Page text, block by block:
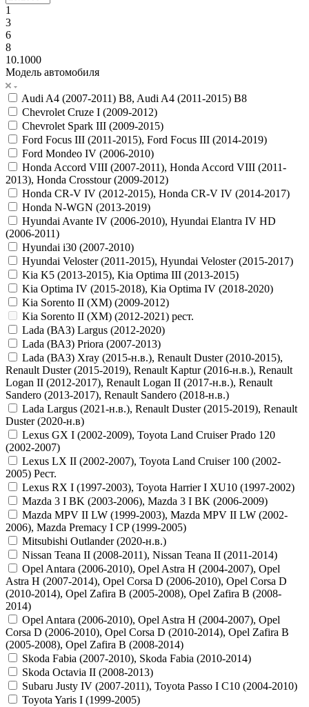
1
3
6
8
10.1000
Модель автомобиля
Audi A4 (2007-2011) B8, Audi A4 (2011-2015) B8
Chevrolet Cruze I (2009-2012)
Chevrolet Spark III (2009-2015)
Ford Focus III (2011-2015), Ford Focus III (2014-2019)
Ford Mondeo IV (2006-2010)
Honda Accord VIII (2007-2011), Honda Accord VIII (2011-
2013), Honda Crosstour (2009-2012)
Honda CR-V IV (2012-2015), Honda CR-V IV (2014-2017)
Honda N-WGN (2013-2019)
Hyundai Avante IV (2006-2010), Hyundai Elantra IV HD
(2006-2011)
Hyundai i30 (2007-2010)
Hyundai Veloster (2011-2015), Hyundai Veloster (2015-2017)
Kia K5 (2013-2015), Kia Optima III (2013-2015)
Kia Optima IV (2015-2018), Kia Optima IV (2018-2020)
Kia Sorento II (XM) (2009-2012)
Kia Sorento II (XM) (2012-2021) рест.
Lada (ВАЗ) Largus (2012-2020)
Lada (ВАЗ) Priora (2007-2013)
Lada (ВАЗ) Xray (2015-н.в.), Renault Duster (2010-2015),
Renault Duster (2015-2019), Renault Kaptur (2016-н.в.), Renault
Logan II (2012-2017), Renault Logan II (2017-н.в.), Renault
Sandero (2013-2017), Renault Sandero (2018-н.в.)
Lada Largus (2021-н.в.), Renault Duster (2015-2019), Renault
Duster (2020-н.в)
Lexus GX I (2002-2009), Toyota Land Cruiser Prado 120
(2002-2007)
Lexus LX II (2002-2007), Toyota Land Cruiser 100 (2002-
2005) Рест.
Lexus RX I (1997-2003), Toyota Harrier I XU10 (1997-2002)
Mazda 3 I BK (2003-2006), Mazda 3 I BK (2006-2009)
Mazda MPV II LW (1999-2003), Mazda MPV II LW (2002-
2006), Mazda Premacy I CP (1999-2005)
Mitsubishi Outlander (2020-н.в.)
Nissan Teana II (2008-2011), Nissan Teana II (2011-2014)
Opel Antara (2006-2010), Opel Astra H (2004-2007), Opel
Astra H (2007-2014), Opel Corsa D (2006-2010), Opel Corsa D
(2010-2014), Opel Zafira B (2005-2008), Opel Zafira B (2008-
2014)
Opel Antara (2006-2010), Opel Astra H (2004-2007), Opel
Corsa D (2006-2010), Opel Corsa D (2010-2014), Opel Zafira B
(2005-2008), Opel Zafira B (2008-2014)
Skoda Fabia (2007-2010), Skoda Fabia (2010-2014)
Skoda Octavia II (2008-2013)
Subaru Justy IV (2007-2011), Toyota Passo I C10 (2004-2010)
Toyota Yaris I (1999-2005)